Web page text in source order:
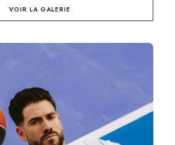
VOIR LA GALERIE